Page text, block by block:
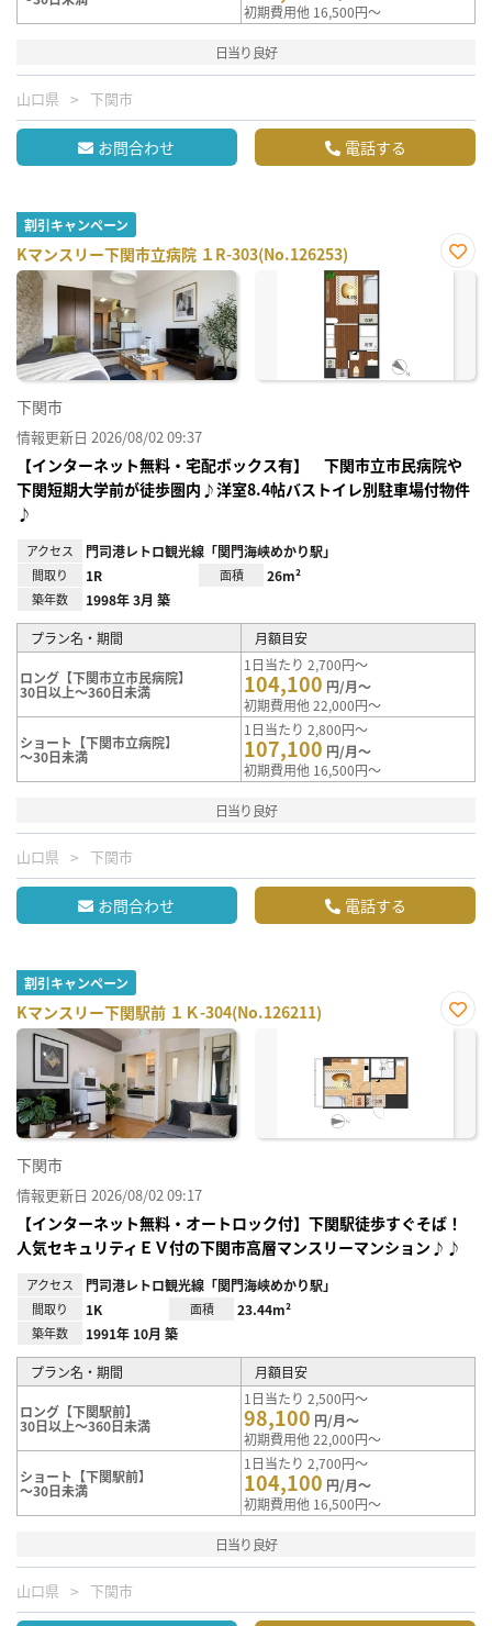
初期費用他 16,500円～
日当り良好
山口県 下関市
お問合わせ 電話する
割引キャンペーン
Kマンスリー下関市立病院 １R-303(No.126253)
お気
下関市
情報更新日 2026/08/02 09:37
【インターネット無料・宅配ボックス有】 下関市立市民病院や
下関短期大学前が徒歩圏内♪洋室8.4帖バストイレ別駐車場付物件
♪
アクセス 門司港レトロ観光線「関門海峡めかり駅」
間取り 1R 面積 26m²
築年数 1998年 3月 築
プラン名・期間 月額目安
ロング【下関市立市民病院】
30日以上～360日未満
1日当たり 2,700円～
104,100 円/月～
初期費用他 22,000円～
ショート【下関市立病院】
～30日未満
1日当たり 2,800円～
107,100 円/月～
初期費用他 16,500円～
日当り良好
山口県 下関市
お問合わせ 電話する
割引キャンペーン
Kマンスリー下関駅前 １Ｋ-304(No.126211)
お気
下関市
情報更新日 2026/08/02 09:17
【インターネット無料・オートロック付】下関駅徒歩すぐそば！
人気セキュリティＥＶ付の下関市高層マンスリーマンション♪♪
アクセス 門司港レトロ観光線「関門海峡めかり駅」
間取り 1K 面積 23.44m²
築年数 1991年 10月 築
プラン名・期間 月額目安
ロング【下関駅前】
30日以上～360日未満
1日当たり 2,500円～
98,100 円/月～
初期費用他 22,000円～
ショート【下関駅前】
～30日未満
1日当たり 2,700円～
104,100 円/月～
初期費用他 16,500円～
日当り良好
山口県 下関市